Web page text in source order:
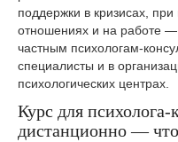
поддержки в кризисах,
отношениях и на работе
частным психологам-
специалисты и в
психологических центрах.
Курс для психолога-
дистанционно —